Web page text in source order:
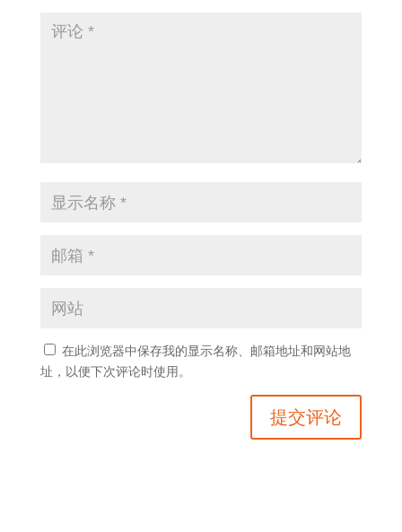
在此浏览器中保存我的显示名称、邮箱地址和网站地
址，以便下次评论时使用。